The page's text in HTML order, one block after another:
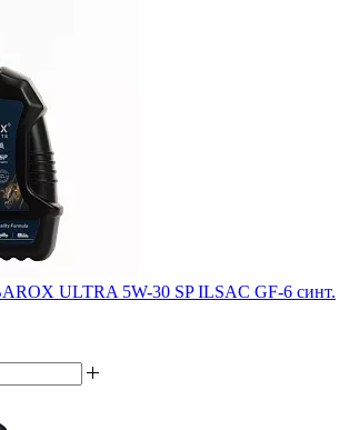
ULTRA 5W-30 SP ILSAC GF-6 синт.